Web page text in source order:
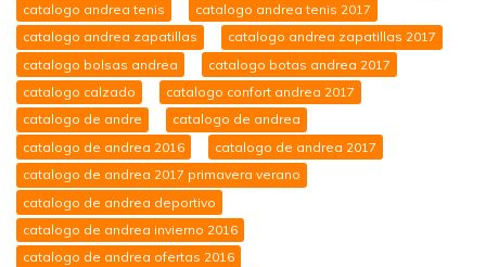
catalogo andrea tenis
catalogo andrea tenis 2017
catalogo andrea zapatillas
catalogo andrea zapatillas 2017
catalogo bolsas andrea
catalogo botas andrea 2017
catalogo calzado
catalogo confort andrea 2017
catalogo de andre
catalogo de andrea
catalogo de andrea 2016
catalogo de andrea 2017
catalogo de andrea 2017 primavera verano
catalogo de andrea deportivo
catalogo de andrea invierno 2016
catalogo de andrea ofertas 2016